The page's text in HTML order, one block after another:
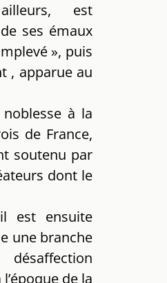
est
ses émaux
», puis
, apparue au
à la
de France,
soutenu par
dont le
est ensuite
une branche
de la